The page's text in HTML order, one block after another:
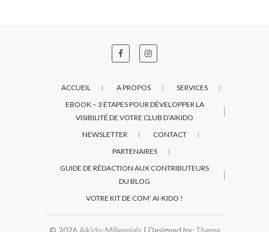
ACCUEIL A PROPOS
SERVICES
EBOOK – 3 ÉTAPES POUR DÉVELOPPER LA
VISIBILITÉ DE VOTRE CLUB D’AIKIDO
NEWSLETTER
CONTACT
PARTENAIRES
GUIDE DE RÉDACTION AUX CONTRIBUTEURS
DU BLOG
VOTRE KIT DE COM’ AI-KIDO !